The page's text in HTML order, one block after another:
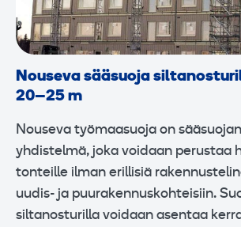
Nouseva sääsuoja
20–25 m
Nouseva työmaasuoja on
yhdistelmä, joka voidaan perustaa
tonteille ilman erillisiä
uudis- ja puurakennuskohteisiin.
siltanosturilla voidaan asentaa